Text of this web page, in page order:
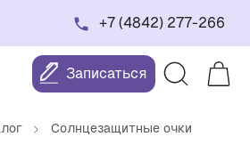
+7 (4842) 277-266
Записаться
Солнцезащитные очки